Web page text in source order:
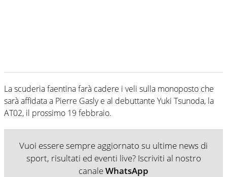
La scuderia faentina farà cadere i veli sulla monoposto che
sarà affidata a Pierre Gasly e al debuttante Yuki Tsunoda, la
AT02, il prossimo 19 febbraio.
Vuoi essere sempre aggiornato su ultime news di
sport, risultati ed eventi live? Iscriviti al nostro
canaleWhatsApp